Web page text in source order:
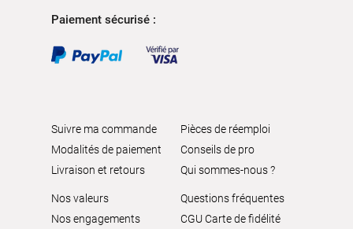
Paiement sécurisé :
Suivre ma commande
Modalités de paiement
Livraison et retours
Pièces de réemploi
Conseils de pro
Qui sommes-nous ?
Nos valeurs
Nos engagements
Questions fréquentes
CGU Carte de fidélité